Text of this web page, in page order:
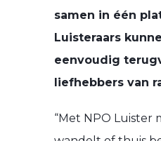
samen in één
Luisteraars
eenvoudig
liefhebbers van
“Met NPO Luister